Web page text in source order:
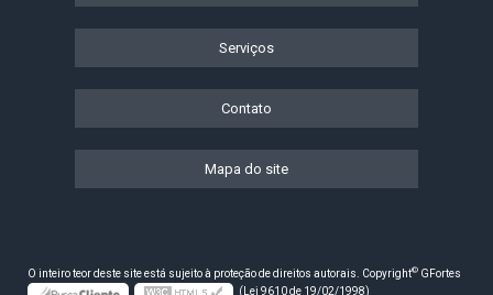
Serviços
Contato
Mapa do site
O inteiro teor deste site está sujeito à proteção de direitos autorais. Copyright© GFortes
(Lei 9610 de 19/02/1998)